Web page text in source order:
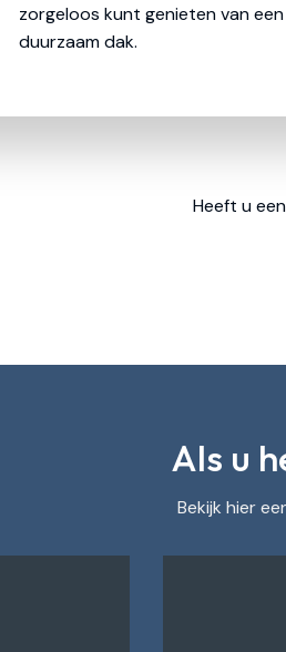
zorgeloos kunt genieten van een
duurzaam dak.
Heeft u
Als u
Bekijk hier